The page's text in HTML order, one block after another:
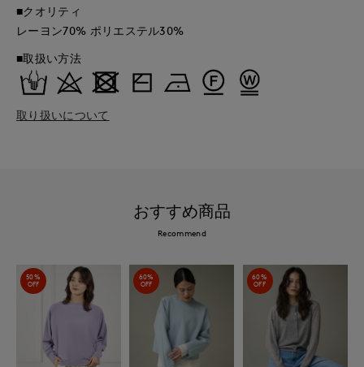
■クオリティ
レーヨン70% ポリエステル30%
■取扱い方法
取り扱いについて
おすすめ商品
Recommend
50%
OFF
60%
OFF
60%
OFF